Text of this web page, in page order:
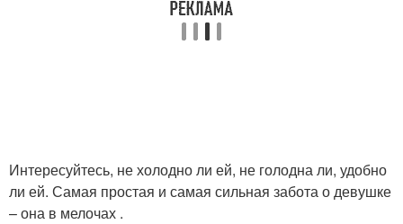
Интересуйтесь, не холодно ли ей, не голодна ли, удобно
ли ей. Самая простая и самая сильная забота о девушке
– она в мелочах .